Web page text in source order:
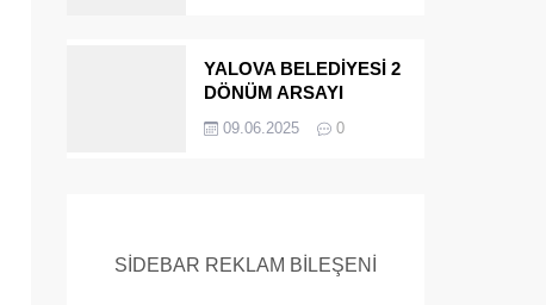
YALOVA BELEDİYESİ 2
DÖNÜM ARSAYI
09.06.2025 0
SİDEBAR REKLAM BİLEŞENİ